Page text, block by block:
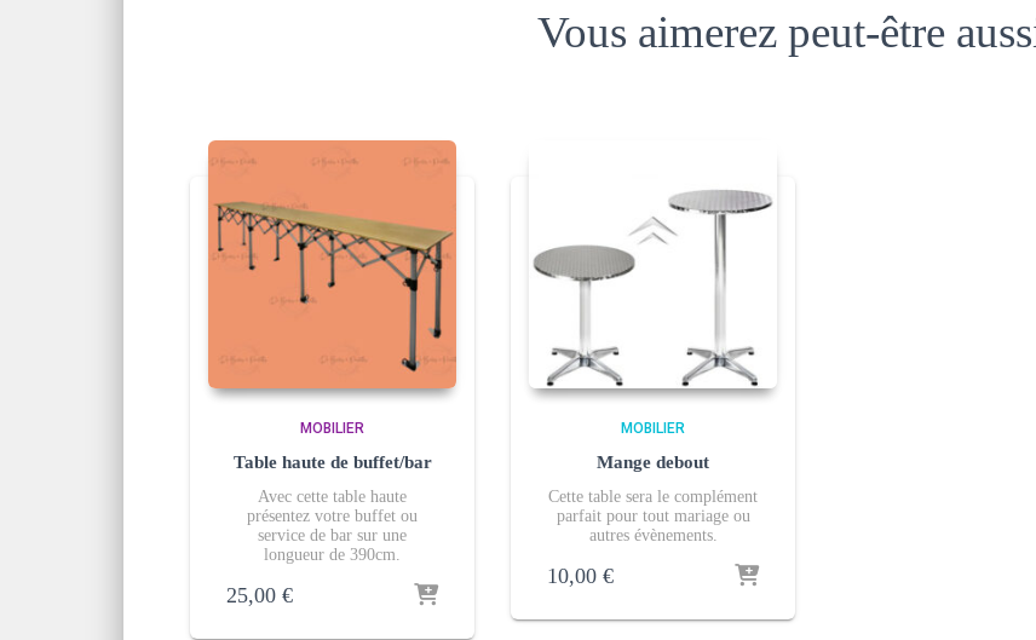
Vous aimerez peut-être
MOBILIER
Table haute de buffet/bar
Avec cette table haute
présentez votre buffet ou
service de bar sur une
longueur de 390cm.
25,00 €
MOBILIER
Mange debout
Cette table sera le complément
parfait pour tout mariage ou
autres évènements.
10,00 €